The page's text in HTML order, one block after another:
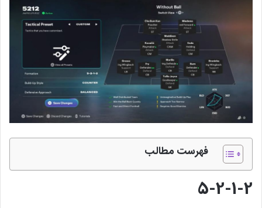
فهرست مطالب
5-2-1-2